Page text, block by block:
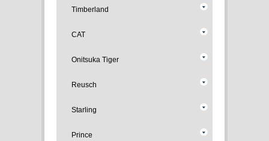
Timberland
CAT
Onitsuka Tiger
Reusch
Starling
Prince